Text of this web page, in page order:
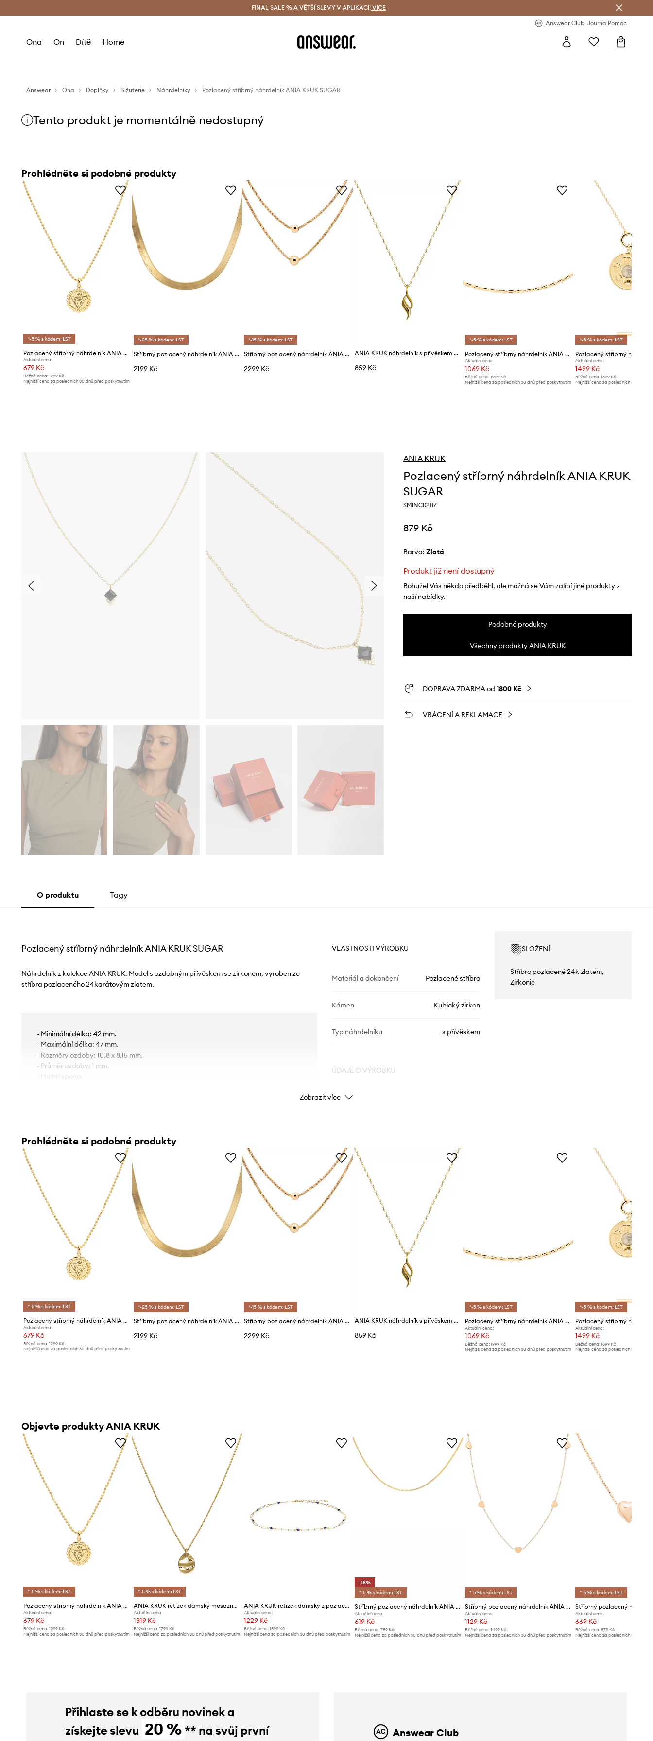
Doručení a vrácení zdarma (od 1800 Kč) Doručení i do 24 h
FINAL SALE % A VĚTŠÍ SLEVY V APLIKACI! VÍCE
Answear Club JournalPomoc
Ona On Dítě Home
Answear Ona Doplňky Bižuterie Náhrdelníky Pozlacený stříbrný náhrdelník ANIA KRUK SUGAR
Tento produkt je momentálně nedostupný
Prohlédněte si podobné produkty
*-5 % s kódem: LST
Pozlacený stříbrný náhrdelník ANIA KRUK VINTAGE
Aktuální cena:
679 Kč
Běžná cena: 1299 Kč
Nejnižší cena za posledních 30 dnů před poskytnutím
*-25 % s kódem: LST
Stříbrný pozlacený náhrdelník ANIA KRUK
2199 Kč
*-15 % s kódem: LST
Stříbrný pozlacený náhrdelník ANIA KRUK OVAL
2299 Kč
ANIA KRUK náhrdelník s přívěskem dámský pozlacený stříbrný VINTAGE
859 Kč
*-5 % s kódem: LST
Pozlacený stříbrný náhrdelník ANIA KRUK VINTAGE
Aktuální cena:
1069 Kč
Běžná cena:1999 Kč
Nejnižší cena za posledních 30 dnů před poskytnutím
*-5 % s kódem: LST
Aktuální cena:
1499 Kč
Běžná cena: 1899 Kč
Nejnižší cena za posledních 30 dnů
ANIA KRUK
Pozlacený stříbrný náhrdelník ANIA KRUK
SUGAR
SMINC0211Z
879 Kč
Barva: zlatá
Produkt již není dostupný
Bohužel Vás někdo předběhl, ale možná se Vám zalíbí jiné produkty z
naší nabídky.
Podobné produkty
Všechny produkty ANIA KRUK
DOPRAVA ZDARMA od 1800 Kč
VRÁCENÍ A REKLAMACE
O produktu Tagy
Pozlacený stříbrný náhrdelník ANIA KRUK SUGAR
Náhrdelník z kolekce ANIA KRUK. Model s ozdobným přívěskem se zirkonem, vyroben ze
stříbra pozlaceného 24karátovým zlatem.
- Minimální délka: 42 mm.
- Maximální délka: 47 mm.
- Rozměry ozdoby: 10,8 x 8,15 mm.
- Průměr ozdoby: 1 mm.
- Humří spona.
VLASTNOSTI VÝROBKU
Materiál a dokončení Pozlacené stříbro
Kámen Kubický zirkon
Typ náhrdelníku s přívěskem
ÚDAJE O VÝROBKU
Kód výrobce
Značka ANIA KRUK
Výrobce
SLOŽENÍ
Stříbro pozlacené 24k zlatem,
Zirkonie
Zobrazit více
Prohlédněte si podobné produkty
*-5 % s kódem: LST
Pozlacený stříbrný náhrdelník ANIA KRUK VINTAGE
Aktuální cena:
679 Kč
Běžná cena: 1299 Kč
Nejnižší cena za posledních 30 dnů před poskytnutím
*-25 % s kódem: LST
Stříbrný pozlacený náhrdelník ANIA KRUK
2199 Kč
*-15 % s kódem: LST
Stříbrný pozlacený náhrdelník ANIA KRUK OVAL
2299 Kč
ANIA KRUK náhrdelník s přívěskem dámský pozlacený stříbrný VINTAGE
859 Kč
*-5 % s kódem: LST
Pozlacený stříbrný náhrdelník ANIA KRUK VINTAGE
Aktuální cena:
1069 Kč
Běžná cena:1999 Kč
Nejnižší cena za posledních 30 dnů před poskytnutím
*-5 % s kódem: LST
Aktuální cena:
1499 Kč
Běžná cena: 1899 Kč
Nejnižší cena za posledních 30 dnů
Objevte produkty ANIA KRUK
*-5 % s kódem: LST
Pozlacený stříbrný náhrdelník ANIA KRUK VINTAGE
Aktuální cena:
679 Kč
Běžná cena: 1299 Kč
Nejnižší cena za posledních 30 dnů před poskytnutím
*-5 % s kódem: LST
ANIA KRUK řetízek dámský mosazný TRENDY
Aktuální cena:
1319 Kč
Běžná cena:1799 Kč
Nejnižší cena za posledních 30 dnů před poskytnutím
ANIA KRUK řetízek dámský z pozlaceného stříbra Lapis Lazuli DUO
Aktuální cena:
1229 Kč
Běžná cena: 1599 Kč
Nejnižší cena za posledních 30 dnů před poskytnutím
-18%
*-5 % s kódem: LST
Stříbrný pozlacený náhrdelník ANIA KRUK TRENDY
Aktuální cena:
619 Kč
Běžná cena: 759 Kč
Nejnižší cena za posledních 30 dnů před poskytnutím
*-5 % s kódem: LST
Stříbrný pozlacený náhrdelník ANIA KRUK Romantica
Aktuální cena:
1129 Kč
Běžná cena:1499 Kč
Nejnižší cena za posledních 30 dnů před poskytnutím
*-5 % s kódem: LST
Aktuální cena:
669 Kč
Běžná cena: 879 Kč
Nejnižší cena za posledních 30 dnů
Přihlaste se k odběru novinek a
získejte slevu 20 % ** na svůj první
Answear Club